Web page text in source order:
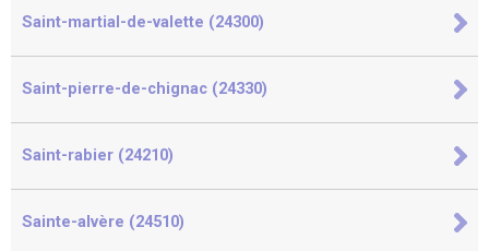
Saint-martial-de-valette (24300)
Saint-pierre-de-chignac (24330)
Saint-rabier (24210)
Sainte-alvère (24510)